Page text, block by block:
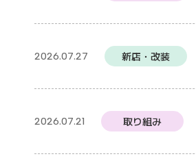
2026.07.27 新店・改装
2026.07.21 取り組み